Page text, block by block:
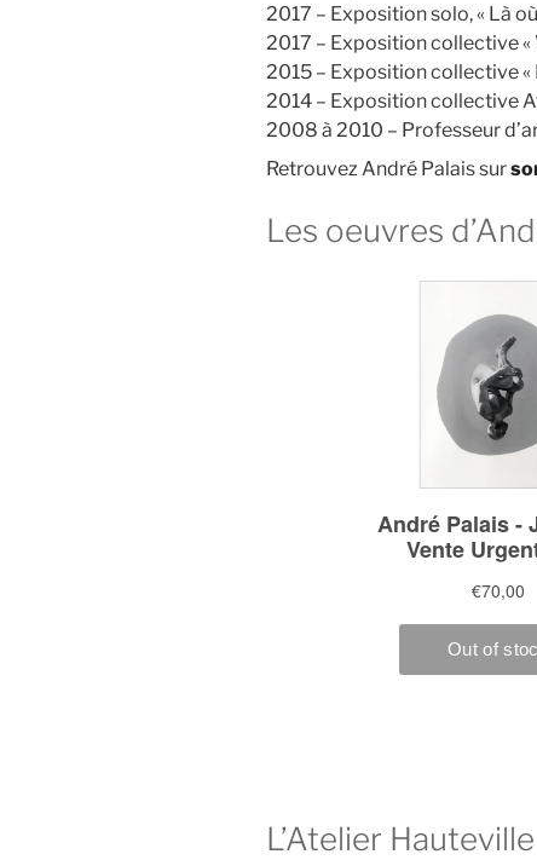
2017 – Exposition solo, « Là
2017 – Exposition collective «
2015 – Exposition collective
2014 – Exposition collective
2008 à 2010 – Professeur
Retrouvez André Palais sur
Les oeuvres
L’Atelier Hauteville